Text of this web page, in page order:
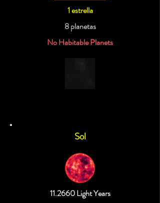
1 estrella
8 planetas
No Habitable Planets
Sol
11.2660 Light Years